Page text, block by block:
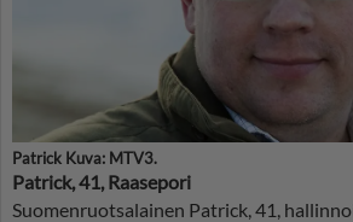
Patrick Kuva: MTV3.
Patrick, 41, Raasepori
Suomenruotsalainen Patrick, 41,